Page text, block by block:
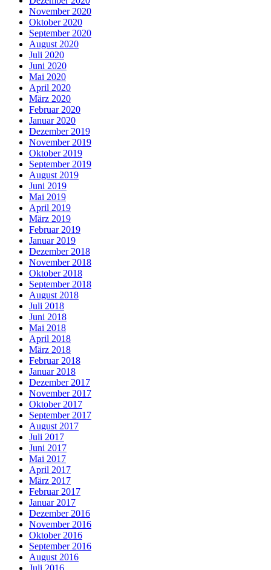
November 2020
Oktober 2020
September 2020
August 2020
Juli 2020
Juni 2020
Mai 2020
April 2020
März 2020
Februar 2020
Januar 2020
Dezember 2019
November 2019
Oktober 2019
September 2019
August 2019
Juni 2019
Mai 2019
April 2019
März 2019
Februar 2019
Januar 2019
Dezember 2018
November 2018
Oktober 2018
September 2018
August 2018
Juli 2018
Juni 2018
Mai 2018
April 2018
März 2018
Februar 2018
Januar 2018
Dezember 2017
November 2017
Oktober 2017
September 2017
August 2017
Juli 2017
Juni 2017
Mai 2017
April 2017
März 2017
Februar 2017
Januar 2017
Dezember 2016
November 2016
Oktober 2016
September 2016
August 2016